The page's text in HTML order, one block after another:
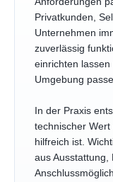
Privatkunden,
Unternehmen
zuverlässig
einrichten
Umgebung
In der Praxis
technischer
hilfreich ist.
aus Ausstattung,